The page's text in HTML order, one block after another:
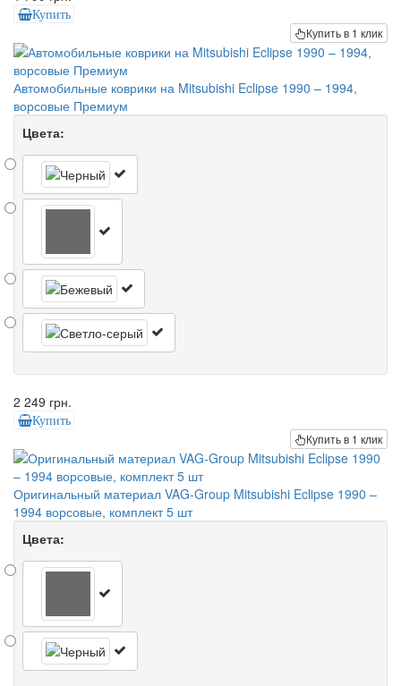
Купить
Купить в 1 клик
Автомобильные коврики на Mitsubishi Eclipse 1990 – 1994,
ворсовые Премиум
Цвета:
2 249 грн.
Купить
Купить в 1 клик
Оригинальный материал VAG-Group Mitsubishi Eclipse 1990 –
1994 ворсовые, комплект 5 шт
Цвета: